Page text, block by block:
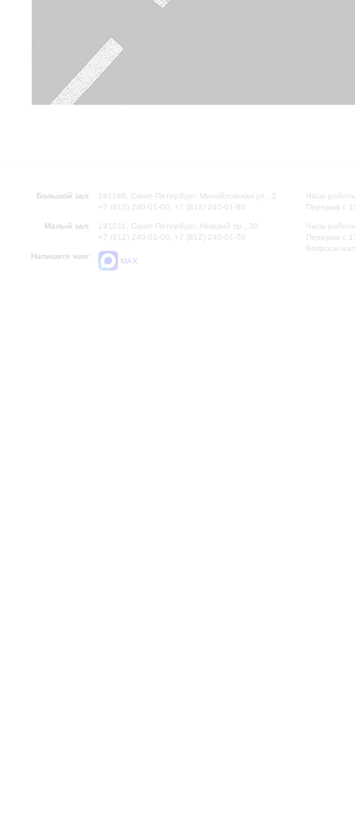
Большой зал:
191186, Санкт-Петербург, Михайловская ул., 2
+7 (812) 240-01-00, +7 (812) 240-01-80
Малый зал:
191011, Санкт-Петербург, Невский пр., 30
+7 (812) 240-01-00, +7 (812) 240-01-70
Напишите нам:
MAX
Часы
Перерыв с
Часы
Перерыв с
Вопросы